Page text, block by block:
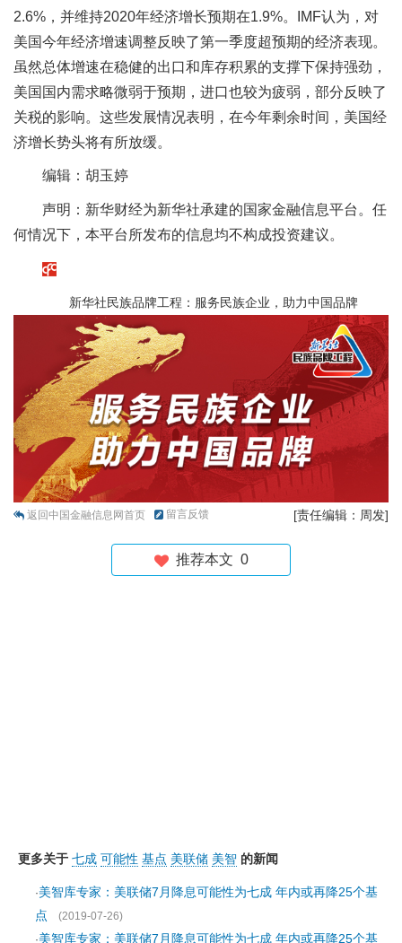
2.6%，并维持2020年经济增长预期在1.9%。IMF认为，对
美国今年经济增速调整反映了第一季度超预期的经济表现。
虽然总体增速在稳健的出口和库存积累的支撑下保持强劲，
美国国内需求略微弱于预期，进口也较为疲弱，部分反映了
关税的影响。这些发展情况表明，在今年剩余时间，美国经
济增长势头将有所放缓。
编辑：胡玉婷
声明：新华财经为新华社承建的国家金融信息平台。任
何情况下，本平台所发布的信息均不构成投资建议。
新华社民族品牌工程：服务民族企业，助力中国品牌
返回中国金融信息网首页 留言反馈 [责任编辑：周发]
推荐本文 0
更多关于 七成 可能性 基点 美联储 美智 的新闻
·美智库专家：美联储7月降息可能性为七成 年内或再降25个基
点
(2019-07-26)
·美智库专家：美联储7月降息可能性为七成 年内或再降25个基